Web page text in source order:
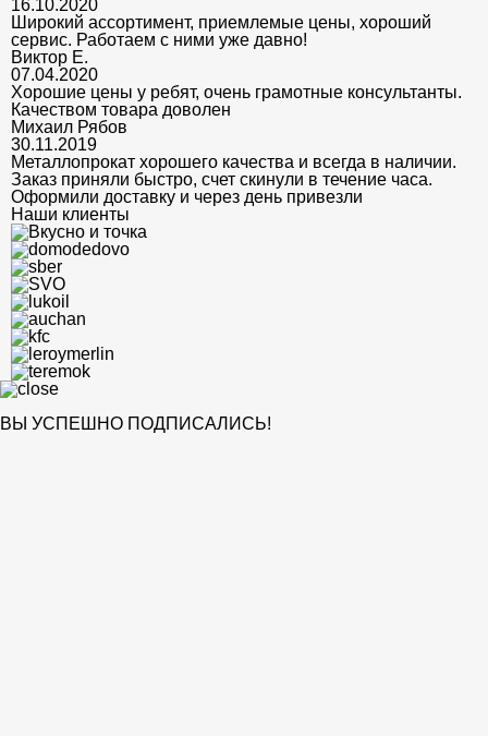
16.10.2020
Широкий ассортимент, приемлемые цены, хороший
сервис. Работаем с ними уже давно!
Виктор Е.
07.04.2020
Хорошие цены у ребят, очень грамотные консультанты.
Качеством товара доволен
Михаил Рябов
30.11.2019
Металлопрокат хорошего качества и всегда в наличии.
Заказ приняли быстро, счет скинули в течение часа.
Оформили доставку и через день привезли
Наши клиенты
ВЫ УСПЕШНО ПОДПИСАЛИСЬ!